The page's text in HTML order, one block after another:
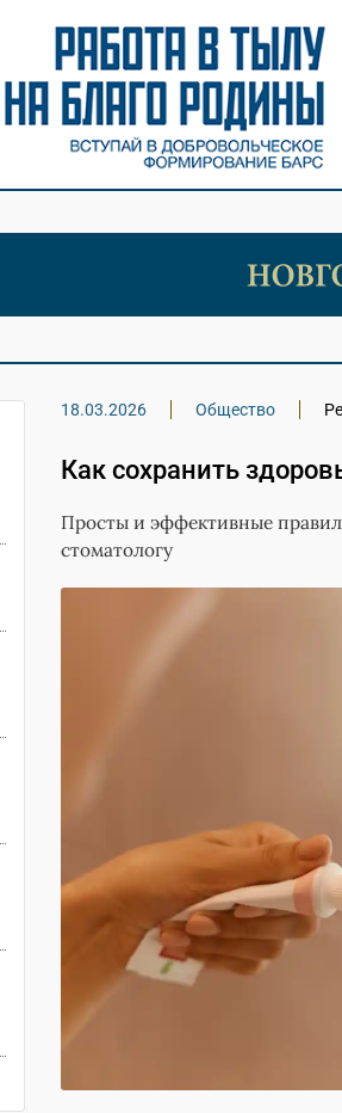
18.03.2026 Общество
Как сохранить
Просты и эффективные
стоматологу